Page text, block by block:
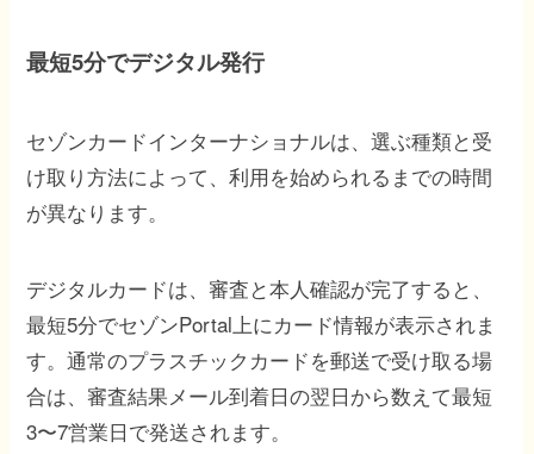
最短5分でデジタル発行
セゾンカードインターナショナルは、選ぶ種類と受
け取り方法によって、利用を始められるまでの時間
が異なります。
デジタルカードは、審査と本人確認が完了すると、
最短5分でセゾンPortal上にカード情報が表示されま
す。通常のプラスチックカードを郵送で受け取る場
合は、審査結果メール到着日の翌日から数えて最短
3〜7営業日で発送されます。